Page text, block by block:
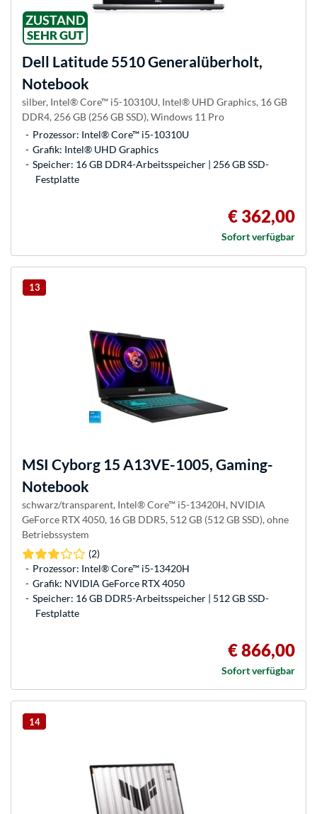
ZUSTAND
SEHR GUT
Dell Latitude 5510 Generalüberholt,
Notebook
silber, Intel® Core™ i5-10310U, Intel® UHD Graphics, 16 GB
DDR4, 256 GB (256 GB SSD), Windows 11 Pro
Prozessor: Intel® Core™ i5-10310U
Grafik: Intel® UHD Graphics
Speicher: 16 GB DDR4-Arbeitsspeicher | 256 GB SSD-
Festplatte
€ 362,00
Sofort verfügbar
13
MSI Cyborg 15 A13VE-1005, Gaming-
Notebook
schwarz/transparent, Intel® Core™ i5-13420H, NVIDIA
GeForce RTX 4050, 16 GB DDR5, 512 GB (512 GB SSD), ohne
Betriebssystem
(2)
Prozessor: Intel® Core™ i5-13420H
Grafik: NVIDIA GeForce RTX 4050
Speicher: 16 GB DDR5-Arbeitsspeicher | 512 GB SSD-
Festplatte
€ 866,00
Sofort verfügbar
14